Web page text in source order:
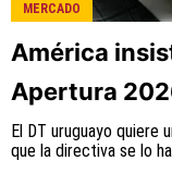
MERCADO
América
Apertura
El DT uruguayo quiere
que la directiva se lo